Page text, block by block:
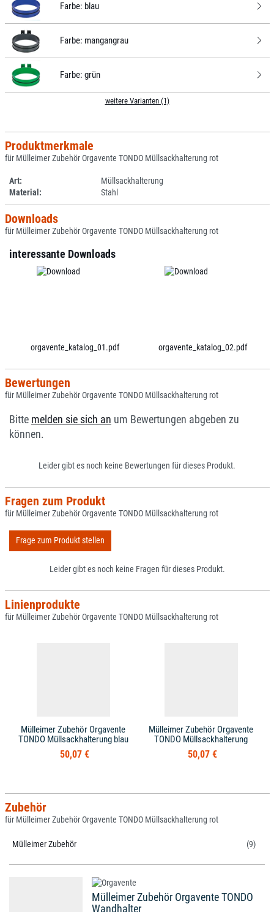
Farbe: blau
Farbe: mangangrau
Farbe: grün
weitere Varianten (1)
Produktmerkmale
für Mülleimer Zubehör Orgavente TONDO Müllsackhalterung rot
Art:
Müllsackhalterung
Material:
Stahl
Downloads
für Mülleimer Zubehör Orgavente TONDO Müllsackhalterung rot
interessante Downloads
orgavente_katalog_01.pdf orgavente_katalog_02.pdf
Bewertungen
für Mülleimer Zubehör Orgavente TONDO Müllsackhalterung rot
Bitte melden sie sich an um Bewertungen abgeben zu
können.
Leider gibt es noch keine Bewertungen für dieses Produkt.
Fragen zum Produkt
für Mülleimer Zubehör Orgavente TONDO Müllsackhalterung rot
Frage zum Produkt stellen
Leider gibt es noch keine Fragen für dieses Produkt.
Linienprodukte
für Mülleimer Zubehör Orgavente TONDO Müllsackhalterung rot
Mülleimer Zubehör Orgavente
TONDO Müllsackhalterung blau
50,07 €
Mülleimer Zubehör Orgavente
TONDO Müllsackhalterung
50,07 €
Zubehör
für Mülleimer Zubehör Orgavente TONDO Müllsackhalterung rot
Mülleimer Zubehör (9)
Mülleimer Zubehör Orgavente TONDO
Wandhalter